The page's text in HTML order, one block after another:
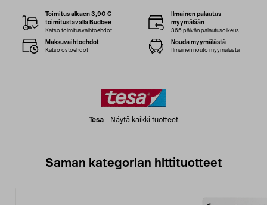
Tesa - Näytä kaikki tuotteet
Toimitus alkaen 3,90 €
toimitustavalla Budbee
Katso toimitusvaihtoehdot
Ilmainen palautus
myymälään
365 päivän palautusoikeus
Maksuvaihtoehdot
Katso ostoehdot
Nouda myymälästä
Ilmainen nouto myymälästä
Saman kategorian hittituotteet